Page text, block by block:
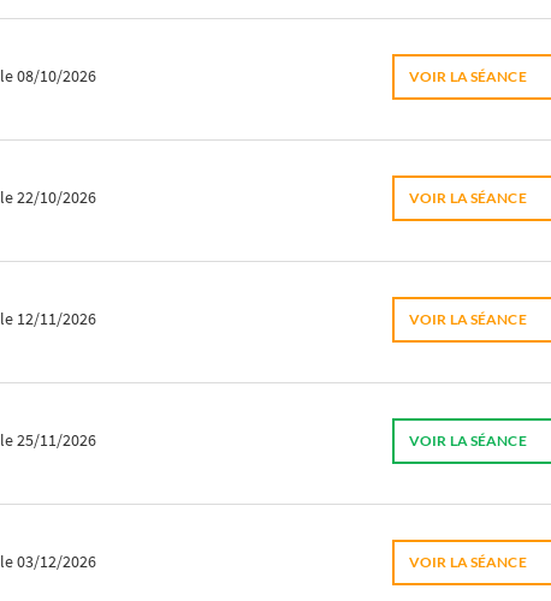
le 08/10/2026 VOIR LA SÉANCE
le 22/10/2026 VOIR LA SÉANCE
le 12/11/2026 VOIR LA SÉANCE
le 25/11/2026 VOIR LA SÉANCE
le 03/12/2026 VOIR LA SÉANCE